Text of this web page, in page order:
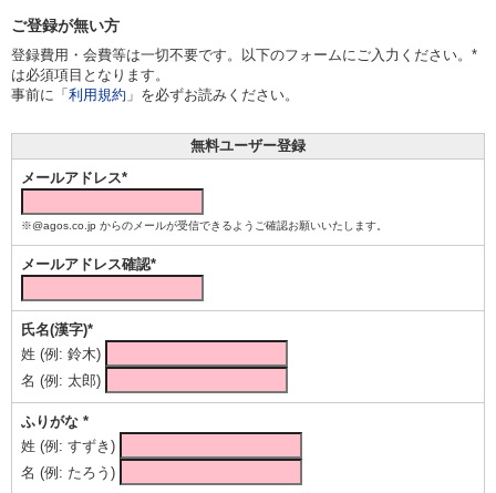
ご登録が無い方
登録費用・会費等は一切不要です。以下のフォームにご入力ください。*
は必須項目となります。
事前に「 利用規約 」を必ずお読みください。
無料ユーザー登録
メールアドレス*
※@agos.co.jp からのメールが受信できるようご確認お願いいたします。
メールアドレス確認*
氏名(漢字)*
姓 (例: 鈴木)
名 (例: 太郎)
ふりがな *
姓 (例: すずき)
名 (例: たろう)